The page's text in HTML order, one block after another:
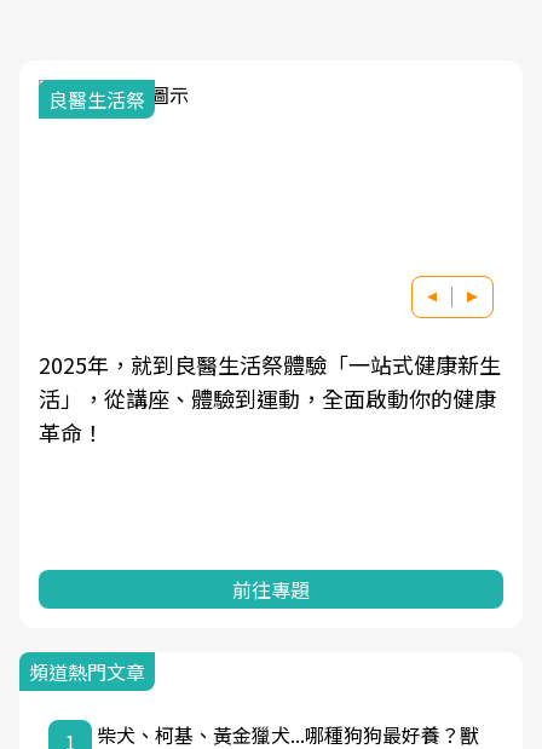
我與健康韌性的距離
良醫健康網從「換季的身體變化」出發，透過醫
學觀點與日常感受的對話，建立對亞健康的認
知，進而引導實際的改善行動。
前往專題
頻道熱門文章
1
柴犬、柯基、黃金獵犬...哪種狗狗最好養？獸